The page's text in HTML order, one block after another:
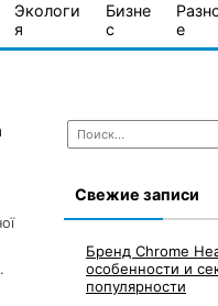
Экологи
я
Бизне
с
е
Найти:
Свежие записи
Бренд Chrome
особенности и
популярности